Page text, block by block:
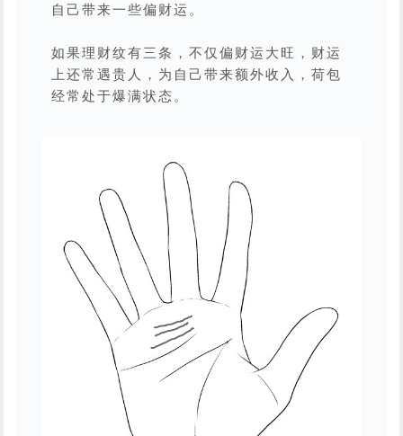
自己带来一些偏财运。
如果理财纹有三条，不仅偏财运大旺，财运
上还常遇贵人，为自己带来额外收入，荷包
经常处于爆满状态。